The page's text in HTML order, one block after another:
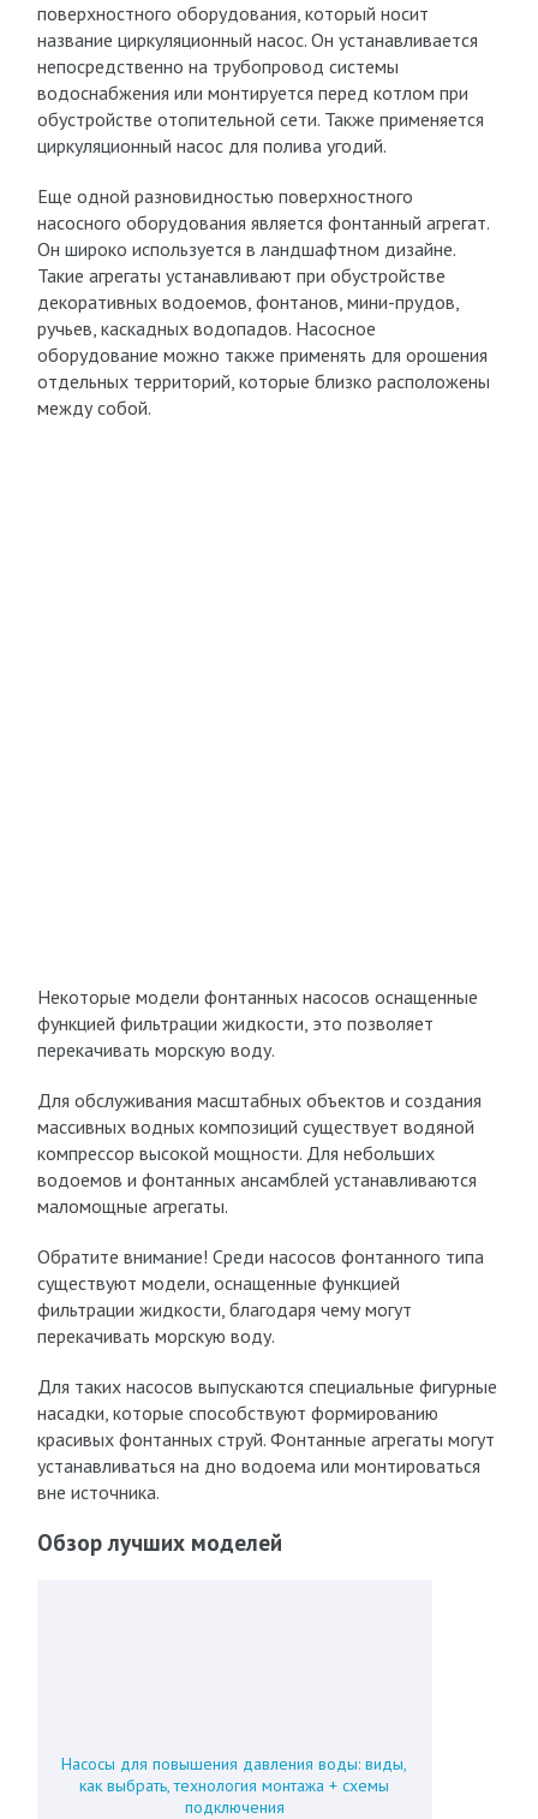
поверхностного оборудования, который носит
название циркуляционный насос. Он устанавливается
непосредственно на трубопровод системы
водоснабжения или монтируется перед котлом при
обустройстве отопительной сети. Также применяется
циркуляционный насос для полива угодий.
Еще одной разновидностью поверхностного
насосного оборудования является фонтанный агрегат.
Он широко используется в ландшафтном дизайне.
Такие агрегаты устанавливают при обустройстве
декоративных водоемов, фонтанов, мини-прудов,
ручьев, каскадных водопадов. Насосное
оборудование можно также применять для орошения
отдельных территорий, которые близко расположены
между собой.
Некоторые модели фонтанных насосов оснащенные
функцией фильтрации жидкости, это позволяет
перекачивать морскую воду.
Для обслуживания масштабных объектов и создания
массивных водных композиций существует водяной
компрессор высокой мощности. Для небольших
водоемов и фонтанных ансамблей устанавливаются
маломощные агрегаты.
Обратите внимание! Среди насосов фонтанного типа
существуют модели, оснащенные функцией
фильтрации жидкости, благодаря чему могут
перекачивать морскую воду.
Для таких насосов выпускаются специальные фигурные
насадки, которые способствуют формированию
красивых фонтанных струй. Фонтанные агрегаты могут
устанавливаться на дно водоема или монтироваться
вне источника.
Обзор лучших моделей
Насосы для повышения давления воды: виды,
как выбрать, технология монтажа + схемы
подключения